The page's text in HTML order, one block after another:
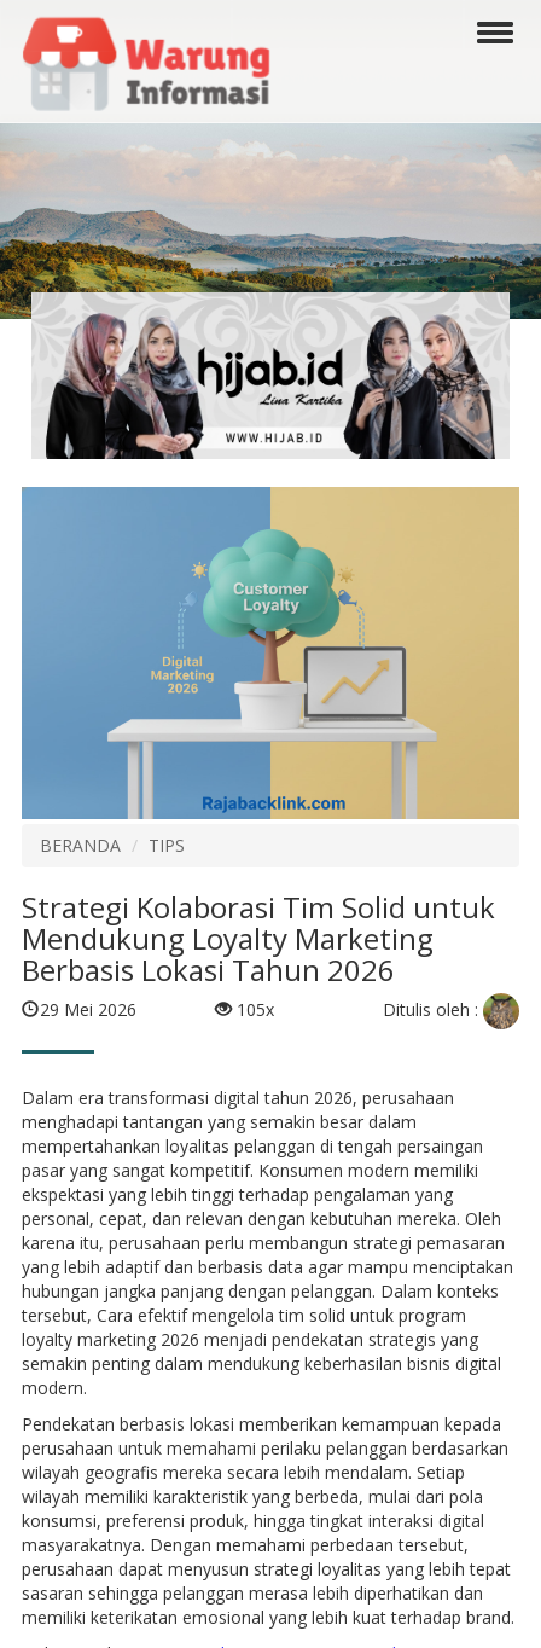
BERANDA TIPS
Strategi Kolaborasi Tim Solid untuk
Mendukung Loyalty Marketing
Berbasis Lokasi Tahun 2026
29 Mei 2026 105x Ditulis oleh :
Dalam era transformasi digital tahun 2026, perusahaan
menghadapi tantangan yang semakin besar dalam
mempertahankan loyalitas pelanggan di tengah persaingan
pasar yang sangat kompetitif. Konsumen modern memiliki
ekspektasi yang lebih tinggi terhadap pengalaman yang
personal, cepat, dan relevan dengan kebutuhan mereka. Oleh
karena itu, perusahaan perlu membangun strategi pemasaran
yang lebih adaptif dan berbasis data agar mampu menciptakan
hubungan jangka panjang dengan pelanggan. Dalam konteks
tersebut, Cara efektif mengelola tim solid untuk program
loyalty marketing 2026 menjadi pendekatan strategis yang
semakin penting dalam mendukung keberhasilan bisnis digital
modern.
Pendekatan berbasis lokasi memberikan kemampuan kepada
perusahaan untuk memahami perilaku pelanggan berdasarkan
wilayah geografis mereka secara lebih mendalam. Setiap
wilayah memiliki karakteristik yang berbeda, mulai dari pola
konsumsi, preferensi produk, hingga tingkat interaksi digital
masyarakatnya. Dengan memahami perbedaan tersebut,
perusahaan dapat menyusun strategi loyalitas yang lebih tepat
sasaran sehingga pelanggan merasa lebih diperhatikan dan
memiliki keterikatan emosional yang lebih kuat terhadap brand.